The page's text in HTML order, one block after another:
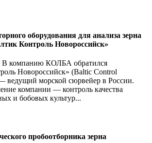
оборудования для анализа зерна
Контроль Новороссийск»
В компанию КОЛБА обратился
Новороссийск» (Baltic Control
ведущий морской сюрвейер в России.
компании — контроль качества
и бобовых культур...
пробоотборника зерна